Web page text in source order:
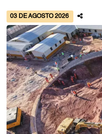
03 DE AGOSTO 2026